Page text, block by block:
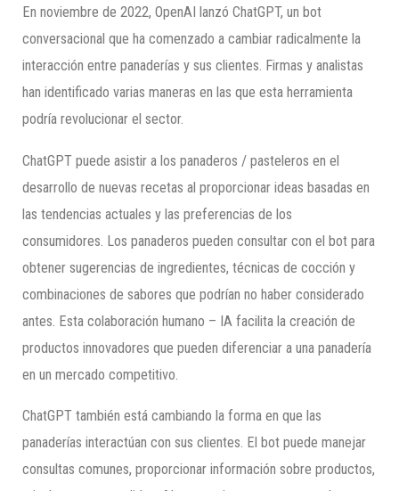
En noviembre de 2022, OpenAI lanzó ChatGPT, un bot
conversacional que ha comenzado a cambiar radicalmente la
interacción entre panaderías y sus clientes. Firmas y analistas
han identificado varias maneras en las que esta herramienta
podría revolucionar el sector.
ChatGPT puede asistir a los panaderos / pasteleros en el
desarrollo de nuevas recetas al proporcionar ideas basadas en
las tendencias actuales y las preferencias de los
consumidores. Los panaderos pueden consultar con el bot para
obtener sugerencias de ingredientes, técnicas de cocción y
combinaciones de sabores que podrían no haber considerado
antes. Esta colaboración humano – IA facilita la creación de
productos innovadores que pueden diferenciar a una panadería
en un mercado competitivo.
ChatGPT también está cambiando la forma en que las
panaderías interactúan con sus clientes. El bot puede manejar
consultas comunes, proporcionar información sobre productos,